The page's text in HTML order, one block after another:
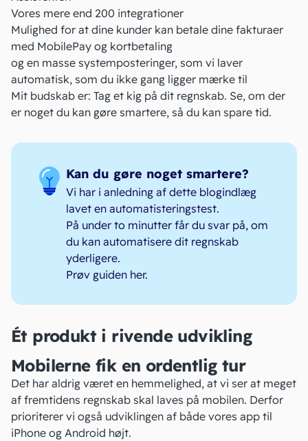
Vores mere end 200 integrationer
Mulighed for at dine kunder kan betale dine fakturaer
med MobilePay og kortbetaling
og en masse systemposteringer, som vi laver
automatisk, som du ikke gang ligger mærke til
Mit budskab er: Tag et kig på dit regnskab. Se, om der
er noget du kan gøre smartere, så du kan spare tid.
Kan du gøre noget smartere?
Vi har i anledning af dette blogindlæg
lavet en automatisteringstest.
På under to minutter får du svar på, om
du kan automatisere dit regnskab
yderligere.
Prøv guiden her.
Ét produkt i rivende udvikling
Mobilerne fik en ordentlig tur
Det har aldrig været en hemmelighed, at vi ser at meget
af fremtidens regnskab skal laves på mobilen. Derfor
prioriterer vi også udviklingen af både vores app til
iPhone og Android højt.